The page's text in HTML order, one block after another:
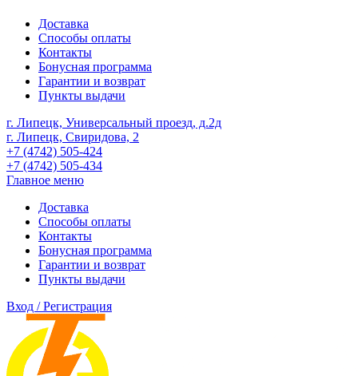
Доставка
Способы оплаты
Контакты
Бонусная программа
Гарантии и возврат
Пункты выдачи
г. Липецк, Универсальный проезд, д.2д
г. Липецк, Свиридова, 2
+7 (4742) 505-424
+7 (4742) 505-434
Главное меню
Доставка
Способы оплаты
Контакты
Бонусная программа
Гарантии и возврат
Пункты выдачи
Вход / Регистрация